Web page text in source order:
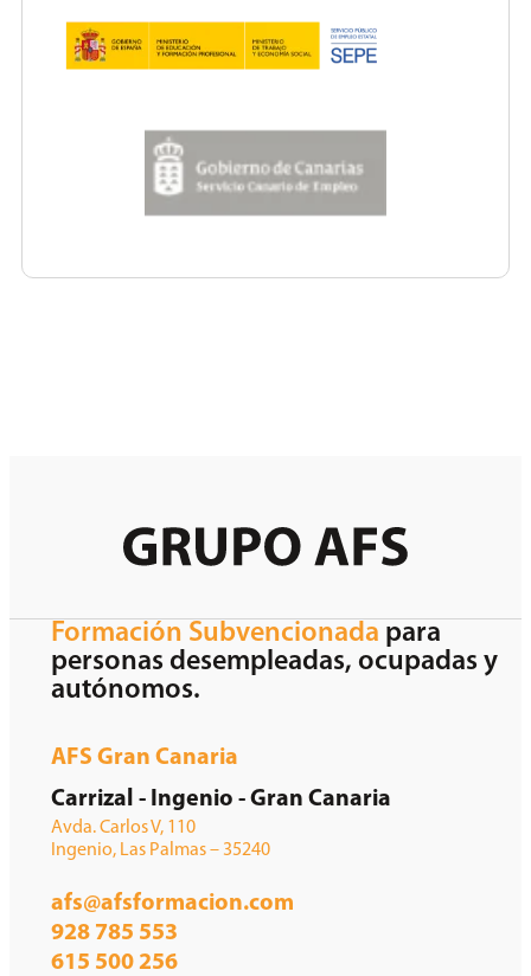
Formación Subvencionada para
personas desempleadas, ocupadas y
autónomos.
AFS Gran Canaria
Carrizal - Ingenio - Gran Canaria
Avda. Carlos V, 110
Ingenio, Las Palmas – 35240
afs@afsformacion.com
928 785 553
615 500 256